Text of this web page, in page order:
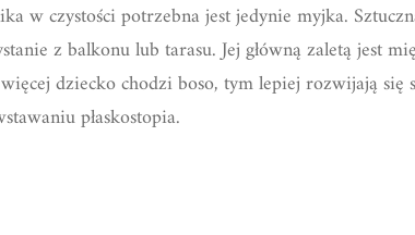
w czystości potrzebna jest jedynie myjka.
z balkonu lub tarasu. Jej główną zaletą jest
dziecko chodzi boso, tym lepiej rozwijają się
płaskostopia.